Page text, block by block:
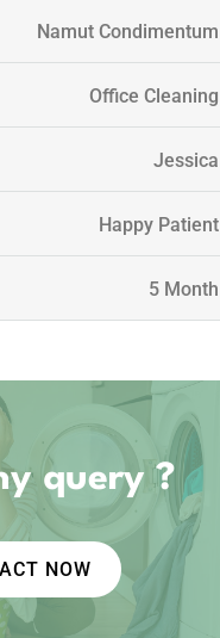
Namut Condimentum
Office Cleaning
Jessica
Happy Patient
5 Month
query ?
NOW